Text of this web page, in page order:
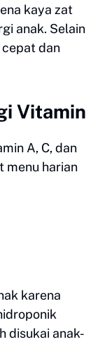
kaya zat
anak. Selain
dan
Vitamin
A, C, dan
menu harian
karena
disukai anak-